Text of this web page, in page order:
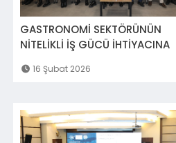
GASTRONOMİ SEKTÖRÜNÜN
NİTELİKLİ İŞ GÜCÜ İHTİYACINA
16 Şubat 2026